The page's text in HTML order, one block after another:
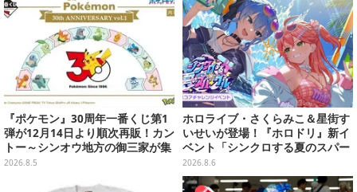
『ポケモン』30周年一番くじ第1
弾が12月14日より順次再販！カン
トー～シンオウ地方の御三家が集
まった時計、ぬいぐるみなど記念
2026.8.5
ホロライブ・さくらみこ＆星街す
いせいが登場！『ホロドリ』新イ
ベント「シンクロする夏のスパー
クル」開催決定ーmiCometのイ
ベントメモリーや楽曲などが新た
2026.8.6